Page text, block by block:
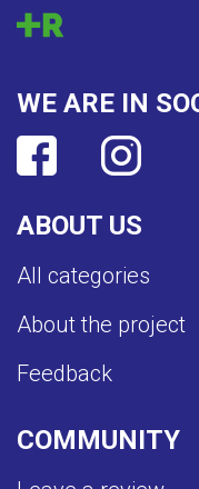
ABOUT US
All categories
About the project
Feedback
COMMUNITY
WE ARE IN